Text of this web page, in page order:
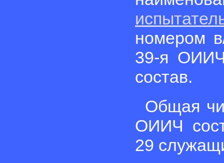
номером
39-я
состав.
Общая
ОИИЧ
29